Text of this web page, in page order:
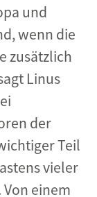
und
wenn die
zusätzlich
Linus
der
Teil
vieler
einem